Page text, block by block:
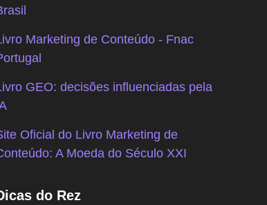
Marketing de Conteúdo - Fnac
GEO: decisões influenciadas pela
Oficial do Livro Marketing de
A Moeda do Século XXI
do Rez